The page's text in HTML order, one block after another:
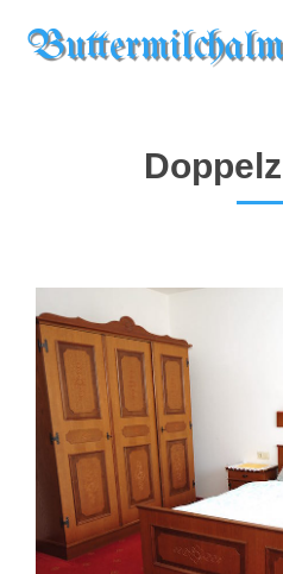
Buttermilchalm